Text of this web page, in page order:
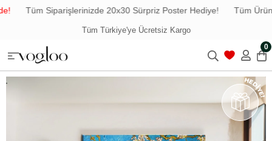
Tüm Siparişlerinizde 20x30 Sürpriz Poster Hediye! Tüm
Tüm Türkiye'ye Ücretsiz Kargo
0